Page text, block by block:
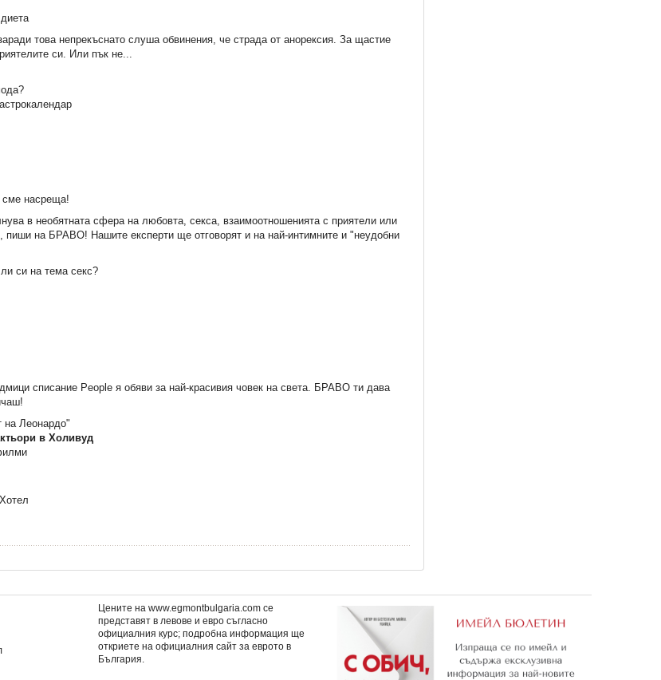
8,13 €
15,90 лв.
2,04 €
3,99 лв.
това непрекъснато слуша обвинения, че страда от анорексия. За щастие
си. Или пък не...
насреща!
в необятната сфера на любовта, секса, взаимоотношенията с приятели или
пиши на БРАВО! Нашите експерти ще отговорят и на най-интимните и "неудобни
си на тема секс?
списание People я обяви за най-красивия човек на света. БРАВО ти дава
Леонардо"
в Холивуд
Цените на www.egmontbulgaria.com се
представят в левове и евро съгласно
официалния курс; подробна информация ще
откриете наофициалния сайт за еврото в
България